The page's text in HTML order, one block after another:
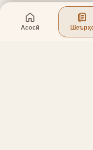
Асосӣ